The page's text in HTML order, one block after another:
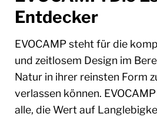
Entdecker
EVOCAMP steht für die
und zeitlosem Design im
Natur in ihrer reinsten Form
verlassen können.
alle, die Wert auf